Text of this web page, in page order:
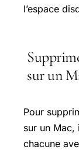
l’espace
sur un
Pour
sur un Mac,
chacune